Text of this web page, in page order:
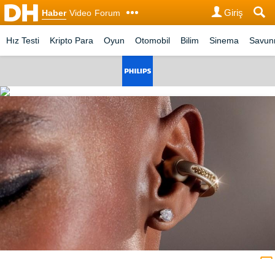
Haber Video Forum Giriş
Hız Testi Kripto Para Oyun Otomobil Bilim Sinema